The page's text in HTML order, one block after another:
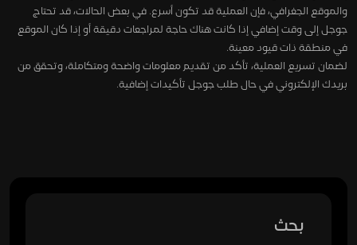
والموقع الجغرافي، فإن العملية قد تكون أسرع. في بعض الحالات، قد تحتاج
جوجل إلى وقت إضافي إذا كانت هناك حاجة لمراجعات دقيقة أو إذا كان الموقع
في منطقة ذات قيود معينة.
لضمان تسريع العملية، تأكد من تقديم معلومات واضحة ومتكاملة، وتحقق من
بريدك الإلكتروني في حال طلب جوجل تأكيدات إضافية.
بحث